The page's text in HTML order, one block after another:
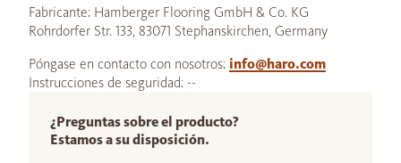
Fabricante: Hamberger Flooring GmbH & Co. KG
Rohrdorfer Str. 133, 83071 Stephanskirchen, Germany
Póngase en contacto con nosotros: info@haro.com
Instrucciones de seguridad: --
¿Preguntas sobre el producto?
Estamos a su disposición.